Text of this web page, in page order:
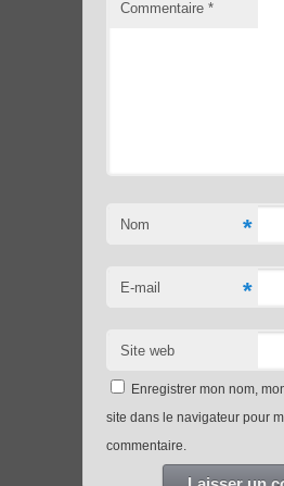
Commentaire *
Nom *
E-mail *
Site web
Enregistrer mon nom,
site dans le navigateur pour
commentaire.